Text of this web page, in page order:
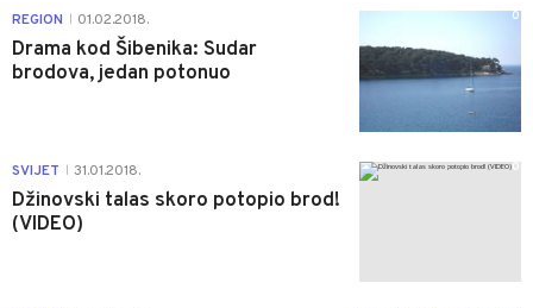
REGION 01.02.2018.
Drama kod Šibenika: Sudar
brodova, jedan potonuo
0
SVIJET 31.01.2018.
Džinovski talas skoro potopio brod!
(VIDEO)
0